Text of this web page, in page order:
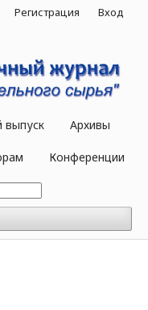
выпуск Архивы
Конференции
Регистрация Вход